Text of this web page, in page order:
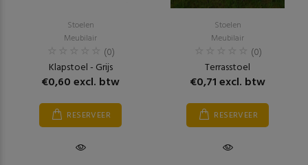
Stoelen
Meubilair
(0)
Klapstoel - Grijs
€0,60 excl. btw
RESERVEER
Stoelen
Meubilair
(0)
Terrasstoel
€0,71 excl. btw
RESERVEER